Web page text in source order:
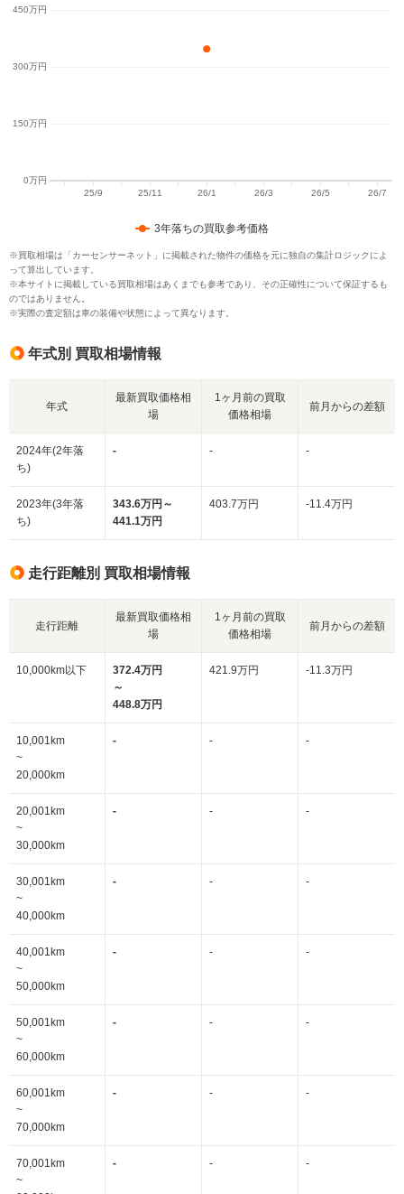
3年落ちの買取参考価格
※買取相場は「カーセンサーネット」に掲載された物件の価格を元に独自の集計ロジックによ
って算出しています。
※本サイトに掲載している買取相場はあくまでも参考であり、その正確性について保証するも
のではありません。
※実際の査定額は車の装備や状態によって異なります。
年式別 買取相場情報
年式
最新買取価格相
場
1ヶ月前の買取
価格相場
前月からの差額
2024年(2年落
ち)
- - -
2023年(3年落
ち)
343.6万円～
441.1万円
403.7万円 -11.4万円
走行距離別 買取相場情報
走行距離
最新買取価格相
場
1ヶ月前の買取
価格相場
前月からの差額
10,000km以下
372.4万円
～
448.8万円
421.9万円 -11.3万円
10,001km
~
20,000km
- - -
20,001km
~
30,000km
- - -
30,001km
~
40,000km
- - -
40,001km
~
50,000km
- - -
50,001km
~
60,000km
- - -
60,001km
~
70,000km
- - -
70,001km
~
- - -